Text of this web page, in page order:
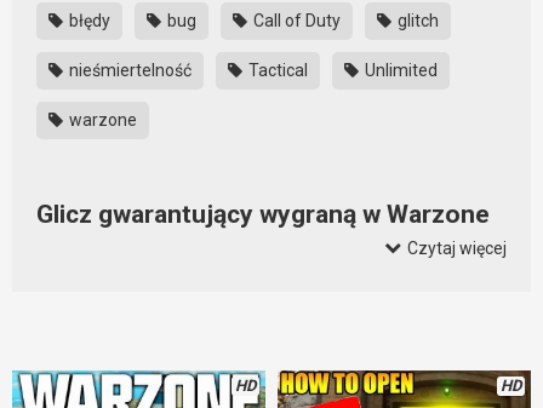
błędy bug Call of Duty glitch
nieśmiertelność Tactical Unlimited
warzone
Glicz gwarantujący wygraną w Warzone
wygrać mecz.
Błąd ten działa i został sprawdzony. Dochodzą do mnie
Czytaj więcej
HD HD